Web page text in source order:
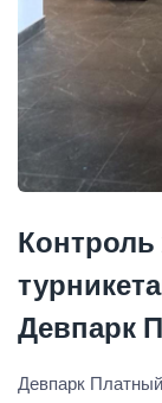
Девпарк
Девпарк